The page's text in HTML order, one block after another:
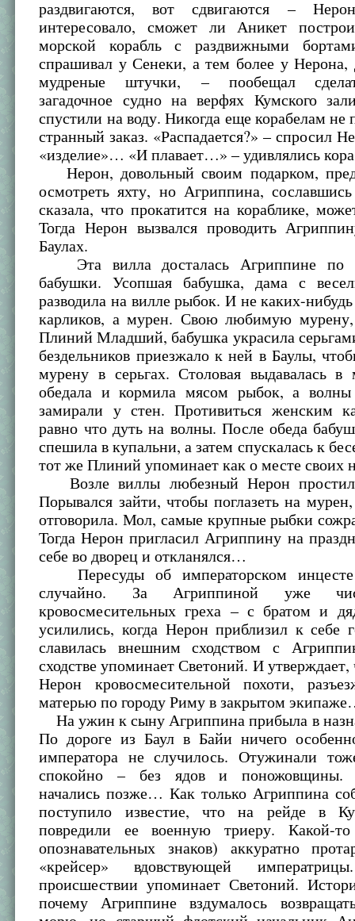
раздвигаются, вот сдвигаются –
интересовало, сможет ли Аникет
морской корабль с раздвижными
спрашивал у Сенеки, а тем более у Нерона,
мудреные штучки, – пообещал
загадочное судно на верфях Кумского
спустили на воду. Никогда еще корабелам не
странный заказ. «Распадается?» – спросил
«изделие»… «И плава­ет…» – удивлялись
Нерон, довольный своим подарком,
осмотреть яхту, но Агриппина,
сказала, что прокатится на кораблике,
Тогда Нерон вызвался проводить
Баулах.
Эта вилла досталась Агриппине по
бабушки. Усопшая бабушка, дама с
разводила на вилле рыбок. И не каких-
карликов, а мурен. Свою любимую
Плиний Младший, бабушка украсила
бездельников приезжало к ней в Баулы,
мурену в серьгах. Столовая выдавалась в
обедала и кормила мясом рыбок, а волны
замирали у стен. Противиться женским
равно что дуть на волны. После обеда
спешила в купальни, а затем спускалась к
тот же Плиний упоминает как о месте
Возле виллы любезный Нерон
Порывался зайти, чтобы поглазеть на
отговорила. Мол, самые крупные рыбки
Тогда Нерон пригласил Агриппину на
себе во дворец и откланялся…
Пересуды об императорском
случайно. За Агриппиной уже
кровосмесительных греха – с братом и
усилились, когда Нерон приблизил к себе
славилась внешним сходством с
сходстве упоминает Светоний. И утверждает,
Нерон кровосмесительной похоти,
матерью по городу Риму в закрытом
На ужин к сыну Агриппина прибыла в
По дороге из Баул в Байи ничего
императора не случилось. Отужинали
спокойно – без ядов и поножовщины.
начались позже… Как только Агриппина
поступило известие, что на рейде в
повредили ее военную триеру. Какой-
опознавательных знаков) аккуратно
«крейсер» вдовствующей
происшествии упоминает Светоний.
почему Агриппине вздумалось